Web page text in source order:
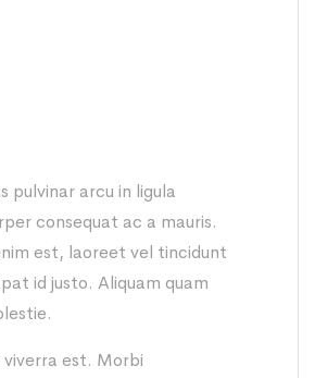
pulvinar arcu in ligula
consequat ac a mauris.
est, laoreet vel tincidunt
id justo. Aliquam quam
viverra est. Morbi